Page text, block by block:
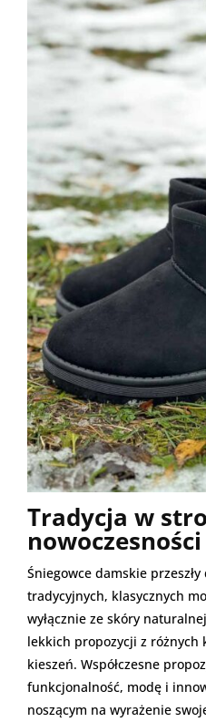
Tradycja w
nowoczesności
Śniegowce damskie przeszły
tradycyjnych, klasycznych
wyłącznie ze skóry
lekkich propozycji z różnych
kieszeń. Współczesne
funkcjonalność, modę i
noszącym na wyrażenie